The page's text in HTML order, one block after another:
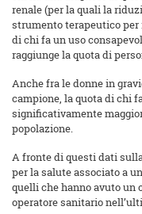
renale (per la quali la
strumento terapeutico
di chi fa un uso
raggiunge la quota di
Anche fra le donne in
campione, la quota di chi
significativamente
popolazione.
A fronte di questi dati
per la salute associato a
quelli che hanno avuto un
operatore sanitario